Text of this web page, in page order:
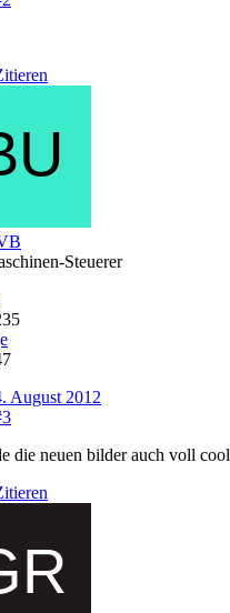
Steuerer
August 2012
die neuen bilder auch voll cool